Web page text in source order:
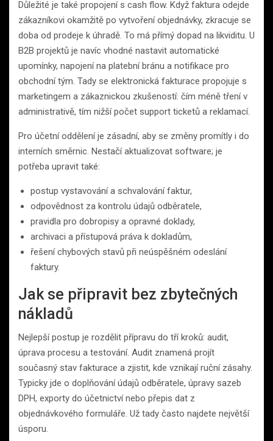
Důležité je také propojení s cash flow. Když faktura odejde
zákazníkovi okamžitě po vytvoření objednávky, zkracuje se
doba od prodeje k úhradě. To má přímý dopad na likviditu. U
B2B projektů je navíc vhodné nastavit automatické
upomínky, napojení na platební bránu a notifikace pro
obchodní tým. Tady se elektronická fakturace propojuje s
marketingem a zákaznickou zkušeností: čím méně tření v
administrativě, tím nižší počet support ticketů a reklamací.
Pro účetní oddělení je zásadní, aby se změny promítly i do
interních směrnic. Nestačí aktualizovat software; je
potřeba upravit také:
postup vystavování a schvalování faktur,
odpovědnost za kontrolu údajů odběratele,
pravidla pro dobropisy a opravné doklady,
archivaci a přístupová práva k dokladům,
řešení chybových stavů při neúspěšném odeslání
faktury.
Jak se připravit bez zbytečných
nákladů
Nejlepší postup je rozdělit přípravu do tří kroků: audit,
úprava procesu a testování. Audit znamená projít
současný stav fakturace a zjistit, kde vznikají ruční zásahy.
Typicky jde o doplňování údajů odběratele, úpravy sazeb
DPH, exporty do účetnictví nebo přepis dat z
objednávkového formuláře. Už tady často najdete největší
úsporu.